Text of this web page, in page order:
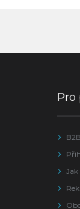
Pro
B2B
Jak